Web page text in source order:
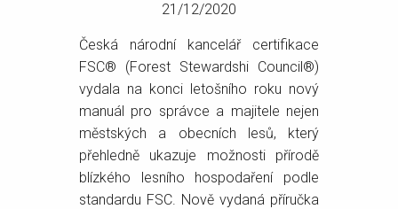
21/12/2020
Česká národní kancelář certifikace
FSC® (Forest Stewardshi Council®)
vydala na konci letošního roku nový
manuál pro správce a majitele nejen
městských a obecních lesů, který
přehledně ukazuje možnosti přírodě
blízkého lesního hospodaření podle
standardu FSC. Nově vydaná příručka